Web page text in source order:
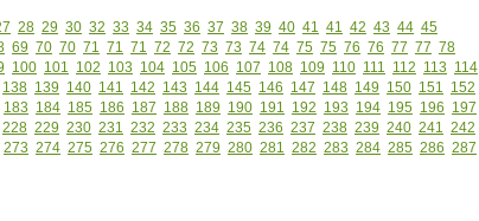
28 29 30 32 33 34 35 36 37 38 39 40 41 41 42 43 44 45
69 70 70 71 71 71 72 72 73 73 74 74 75 75 76 76 77 77 78
100 101 102 103 104 105 106 107 108 109 110 111 112 113 114
138 139 140 141 142 143 144 145 146 147 148 149 150 151 152
183 184 185 186 187 188 189 190 191 192 193 194 195 196 197
228 229 230 231 232 233 234 235 236 237 238 239 240 241 242
273 274 275 276 277 278 279 280 281 282 283 284 285 286 287